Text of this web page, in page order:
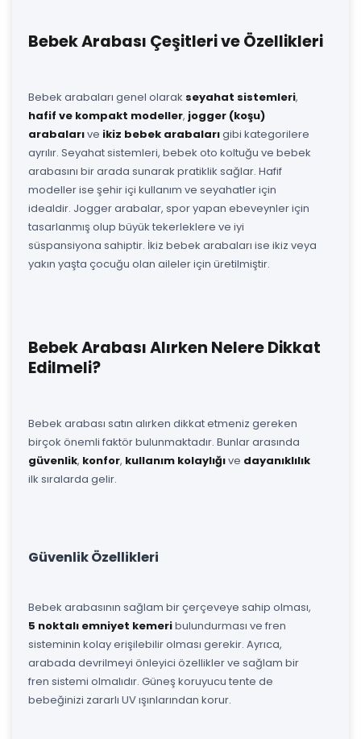
Bebek Arabası Çeşitleri ve Özellikleri
Bebek arabaları genel olarak seyahat sistemleri,
hafif ve kompakt modeller, jogger (koşu)
arabalarıve ikiz bebek arabalarıgibi kategorilere
ayrılır. Seyahat sistemleri, bebek oto koltuğu ve bebek
arabasını bir arada sunarak pratiklik sağlar. Hafif
modeller ise şehir içi kullanım ve seyahatler için
idealdir. Jogger arabalar, spor yapan ebeveynler için
tasarlanmış olup büyük tekerleklere ve iyi
süspansiyona sahiptir. İkiz bebek arabaları ise ikiz veya
yakın yaşta çocuğu olan aileler için üretilmiştir.
Bebek Arabası Alırken Nelere Dikkat
Edilmeli?
Bebek arabası satın alırken dikkat etmeniz gereken
birçok önemli faktör bulunmaktadır. Bunlar arasında
güvenlik, konfor, kullanım kolaylığıve dayanıklılık
ilk sıralarda gelir.
Güvenlik Özellikleri
Bebek arabasının sağlam bir çerçeveye sahip olması,
5 noktalı emniyet kemeribulundurması ve fren
sisteminin kolay erişilebilir olması gerekir. Ayrıca,
arabada devrilmeyi önleyici özellikler ve sağlam bir
fren sistemi olmalıdır. Güneş koruyucu tente de
bebeğinizi zararlı UV ışınlarından korur.